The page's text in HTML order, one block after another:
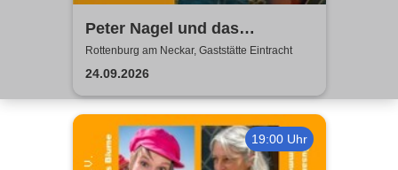
Peter Nagel und das
MundArt-Brettle | Gaststätte
Eintracht
Rottenburg am Neckar, Gaststätte Eintracht
24.09.2026
19:00 Uhr